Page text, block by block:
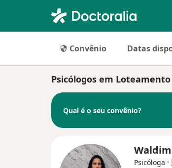
Convênio Datas
Psicólogos em
Qual é o seu convênio?
Psicóloga ·